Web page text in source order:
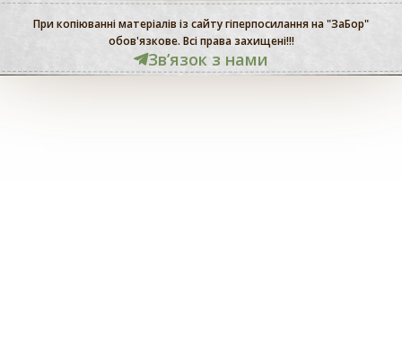
При копіюванні матеріалів із сайту гіперпосилання на "ЗаБор"
обов'язкове. Всі права захищені!!!
Звʼязок з нами